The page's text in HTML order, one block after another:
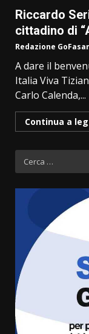
Riccardo
cittadino di
Redazione
A dare il
Italia Viva
Carlo Calenda,...
Continua a
Ricerca
per: